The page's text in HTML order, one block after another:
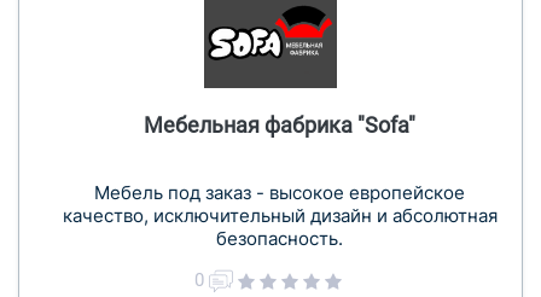
Мебельная фабрика "Sofa"
Мебель под заказ - высокое европейское
качество, исключительный дизайн и абсолютная
безопасность.
0